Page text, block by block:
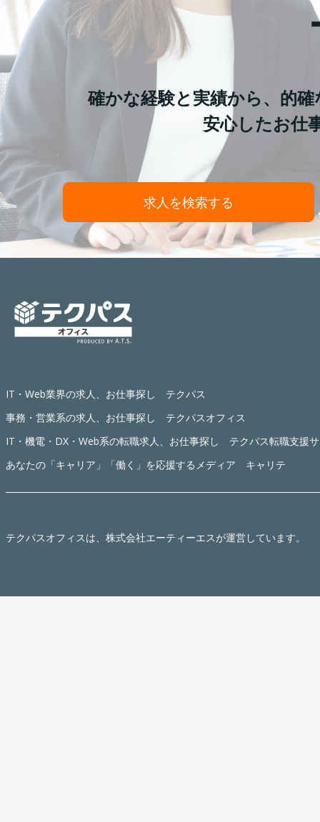
確かな経験と実績から、的
安心したお仕
求人を検索する
IT・Web業界の求人、お仕事探し テクパス
事務・営業系の求人、お仕事探し テクパスオフィス
IT・機電・DX・Web系の転職求人、お仕事探し テクパス転職支援
あなたの「キャリア」「働く」を応援するメディア キャリテ
テクパスオフィスは、株式会社エーティーエスが運営しています。